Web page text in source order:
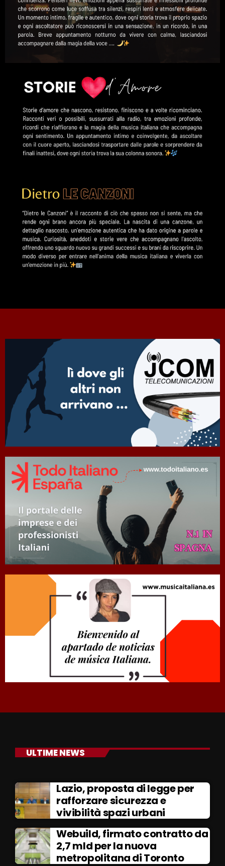
ULTIME NEWS
Lazio, proposta di legge per
rafforzare sicurezza e
vivibilità spazi urbani
Webuild, firmato contratto da
2,7 mld per la nuova
metropolitana di Toronto